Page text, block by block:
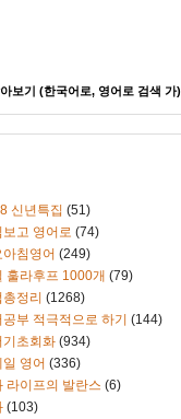
보기 (한국어로, 영어로 검색 가)
신년특집 (51)
보고 영어로 (74)
아침영어 (249)
훌라후프 1000개 (79)
총정리 (1268)
공부 적극적으로 하기 (144)
기초회화 (934)
일 영어 (336)
라이프의 발란스 (6)
(103)